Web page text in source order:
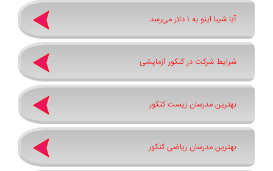
آیا شیبا اینو به ۱ دلار می‌رسد
شرایط شرکت در کنکور آزمایشی
بهترین مدرسان زیست کنکور
بهترین مدرسان ریاضی کنکور